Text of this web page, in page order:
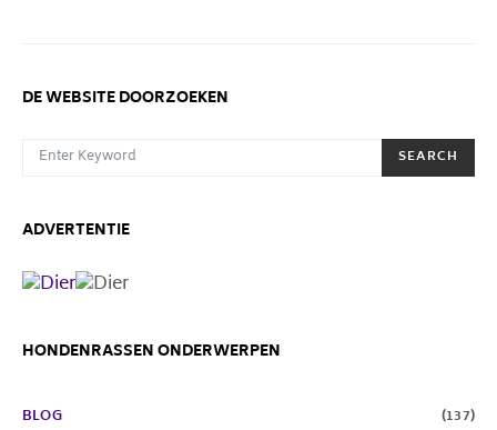
DE WEBSITE DOORZOEKEN
SEARCH FOR:
SEARCH
ADVERTENTIE
HONDENRASSEN ONDERWERPEN
BLOG (137)